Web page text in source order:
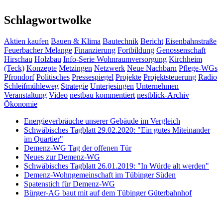
Schlagwortwolke
Aktien kaufen Bauen & Klima Bautechnik Bericht Eisenbahnstraße
Feuerbacher Melange Finanzierung Fortbildung Genossenschaft
Hirschau Holzbau Info-Serie Wohnraumversorgung Kirchheim
(Teck) Konzepte Metzingen Netzwerk Neue Nachbarn Pflege-WGs
Pfrondorf Politisches Pressespiegel Projekte Projektsteuerung Radio
Schleifmühleweg Strategie Unterjesingen Unternehmen
Veranstaltung Video nestbau kommentiert nestblick-Archiv
Ökonomie
Energieverbräuche unserer Gebäude im Vergleich
Schwäbisches Tagblatt 29.02.2020: "Ein gutes Miteinander
im Quartier"
Demenz-WG Tag der offenen Tür
Neues zur Demenz-WG
Schwäbisches Tagblatt 26.01.2019: "In Würde alt werden"
Demenz-Wohngemeinschaft im Tübinger Süden
Spatenstich für Demenz-WG
Bürger-AG baut mit auf dem Tübinger Güterbahnhof